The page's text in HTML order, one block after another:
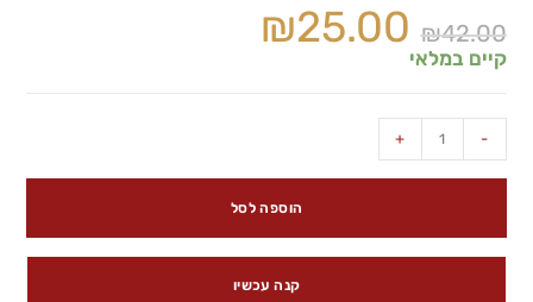
₪42.00
₪25.00
קיים במלאי
-
+
הוספה לסל
קנה עכשיו